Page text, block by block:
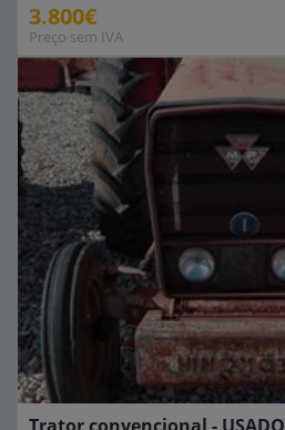
3.800€
Preço sem IVA